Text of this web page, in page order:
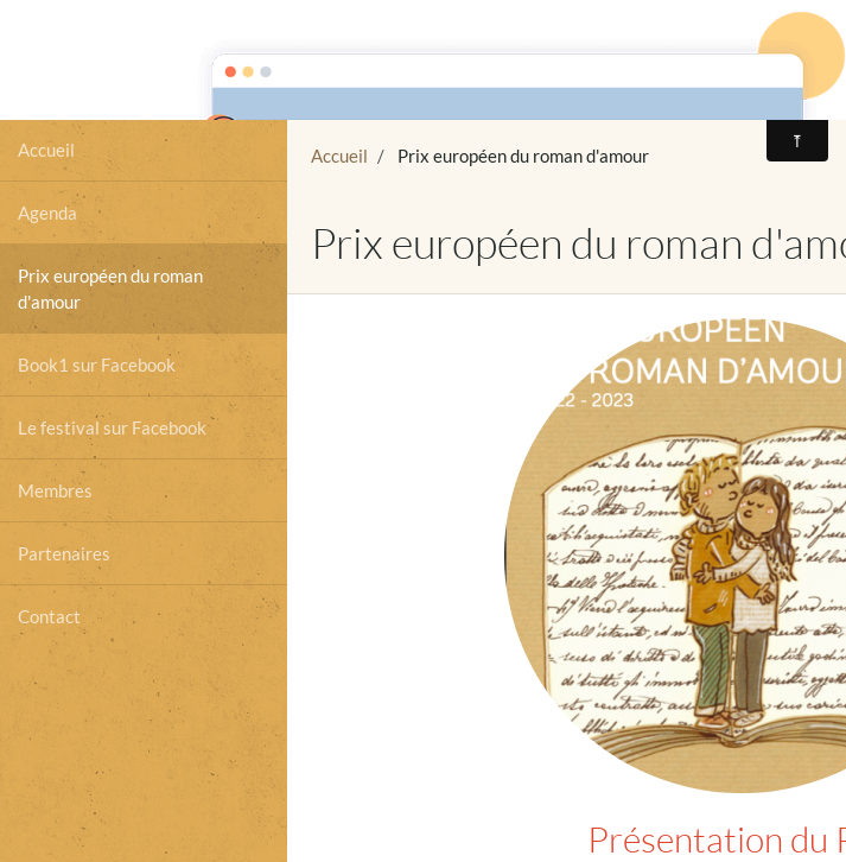
BOOK1
lire, écouter, voir
Accueil
Agenda
Prix européen du roman
d'amour
Book1 sur Facebook
Le festival sur Facebook
Membres
Partenaires
Contact
Accueil Prix européen du roman d'amour
Prix européen du roman
Présentation du